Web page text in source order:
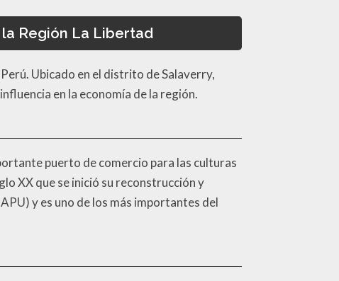
Región La Libertad
Ubicado en el distrito de Salaverry,
en la economía de la región.
puerto de comercio para las culturas
XX que se inició su reconstrucción y
y es uno de los más importantes del